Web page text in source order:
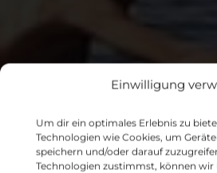
Einwilligung
Um dir ein optimales Erlebnis zu
Technologien wie Cookies, um
speichern und/oder darauf
Technologien zustimmst, können wir